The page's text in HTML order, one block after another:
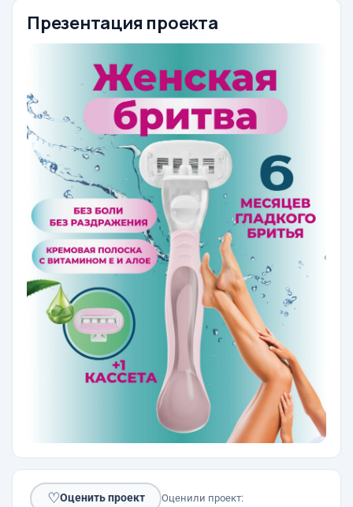
Презентация проекта
♡Оценить проект Оценили проект: